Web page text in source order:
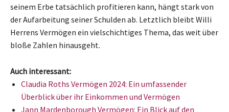
seinem Erbe tatsächlich profitieren kann, hängt stark von
der Aufarbeitung seiner Schulden ab. Letztlich bleibt Willi
Herrens Vermögen ein vielschichtiges Thema, das weit über
bloße Zahlen hinausgeht.
Auch interessant:
Claudia Roths Vermögen 2024: Ein umfassender
Überblick über ihr Einkommen und Vermögen
Jann Mardenborough Vermögen: Ein Blick auf den